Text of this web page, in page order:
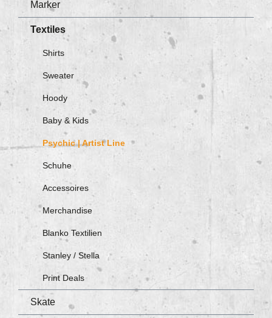
Marker
Textiles
Shirts
Sweater
Hoody
Baby & Kids
Psychic | Artist Line
Schuhe
Accessoires
Merchandise
Blanko Textilien
Stanley / Stella
Print Deals
Skate